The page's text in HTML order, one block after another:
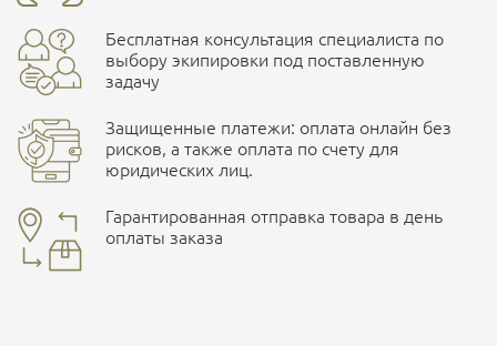
Наличные при самовывозе
Характеристики комплектаций
Размер
44/170-176, 46/170-176, 48/170-176, 54/170-176, 50/170-
176
ПОДРОБНЕЕ О СКЛАДЕ
Бесплатная консультация специалиста по
выбору экипировки под поставленную
задачу
Защищенные платежи: оплата онлайн без
рисков, а также оплата по счету для
юридических лиц.
Гарантированная отправка товара в день
оплаты заказа